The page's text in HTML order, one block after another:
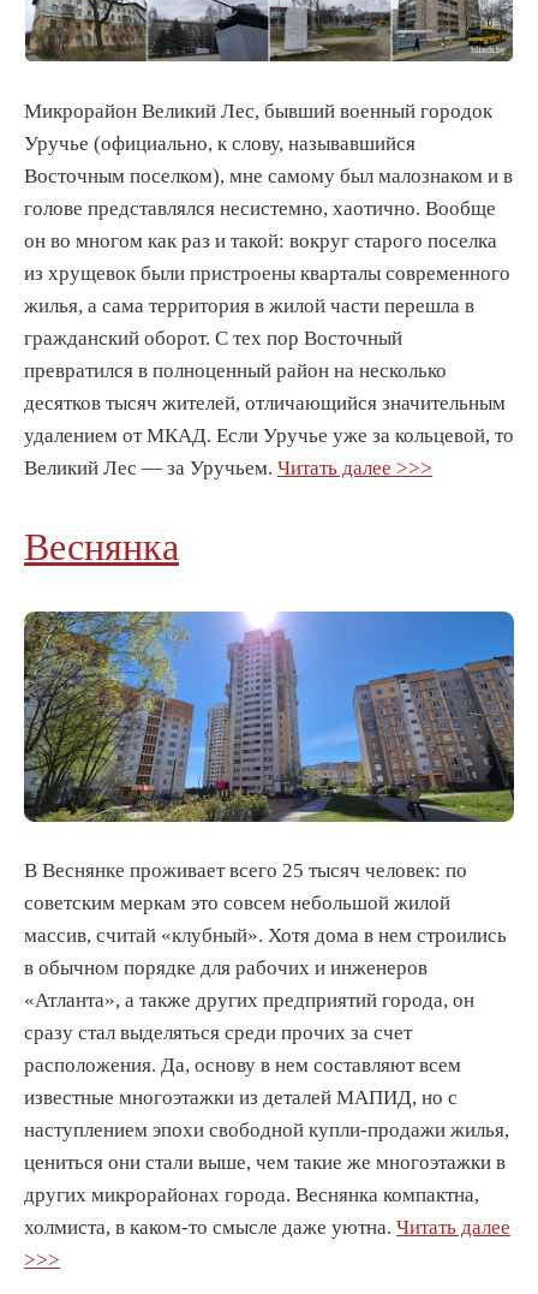
Микрорайон Великий Лес, бывший военный городок
Уручье (официально, к слову, называвшийся
Восточным поселком), мне самому был малознаком и в
голове представлялся несистемно, хаотично. Вообще
он во многом как раз и такой: вокруг старого поселка
из хрущевок были пристроены кварталы современного
жилья, а сама территория в жилой части перешла в
гражданский оборот. С тех пор Восточный
превратился в полноценный район на несколько
десятков тысяч жителей, отличающийся значительным
удалением от МКАД. Если Уручье уже за кольцевой, то
Великий Лес — за Уручьем. Читать далее >>>
Веснянка
В Веснянке проживает всего 25 тысяч человек: по
советским меркам это совсем небольшой жилой
массив, считай «клубный». Хотя дома в нем строились
в обычном порядке для рабочих и инженеров
«Атланта», а также других предприятий города, он
сразу стал выделяться среди прочих за счет
расположения. Да, основу в нем составляют всем
известные многоэтажки из деталей МАПИД, но с
наступлением эпохи свободной купли-продажи жилья,
цениться они стали выше, чем такие же многоэтажки в
других микрорайонах города. Веснянка компактна,
холмиста, в каком-то смысле даже уютна. Читать далее
>>>